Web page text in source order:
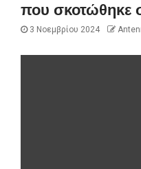
που σκοτώθηκε
3 Νοεμβρίου 2024